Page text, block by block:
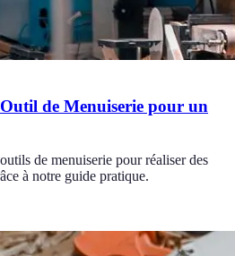
de Menuiserie pour un
de menuiserie pour réaliser des
à notre guide pratique.